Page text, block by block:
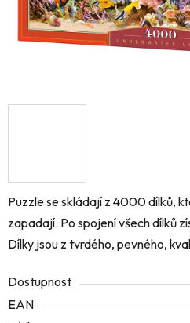
Puzzle se skládají z 4000 dílků,
zapadají. Po spojení všech dílků
Dílky jsou z tvrdého, pevného,
Dostupnost
EAN